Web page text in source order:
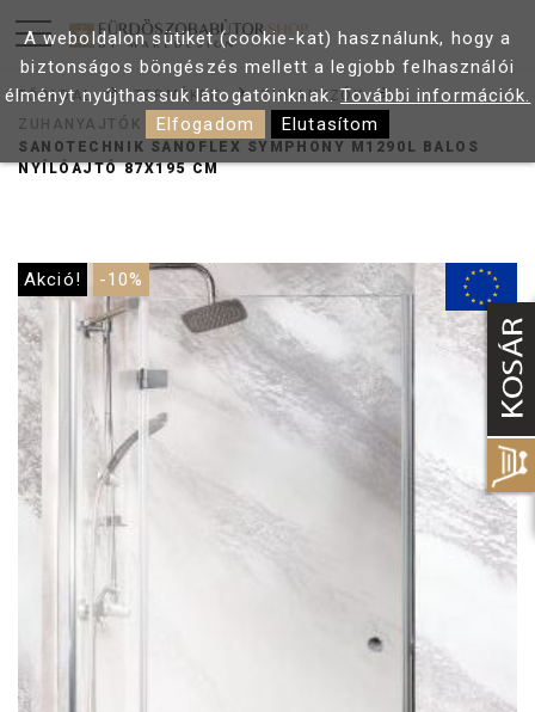
FŐOLDAL TERMÉKEK
ZUHANYZÓK
ZUHANYAJTÓK
SANOTECHNIK SANOFLEX SYMPHONY M1290L BALOS
NYÍLÓAJTÓ 87X195 CM
Akció! -10%
A weboldalon sütiket (cookie-kat) használunk, hogy a
biztonságos böngészés mellett a legjobb felhasználói
élményt nyújthassuk látogatóinknak.További információk.
Elfogadom
Elutasítom